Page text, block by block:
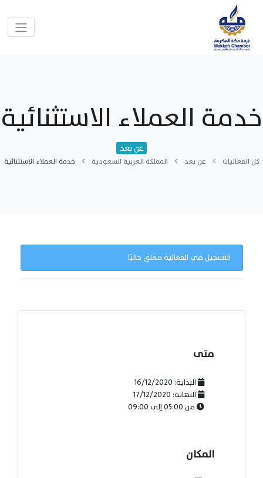
خدمة العملاء الاستثنائية
عن بعد
كل الفعاليات عن بعد المملكة العربية السعودية خدمة العملاء الاستثنائية
التسجيل في الفعالية مغلق حاليًا
متى
البداية: 16/12/2020
النهاية: 17/12/2020
من05:00إلى09:00
المكان